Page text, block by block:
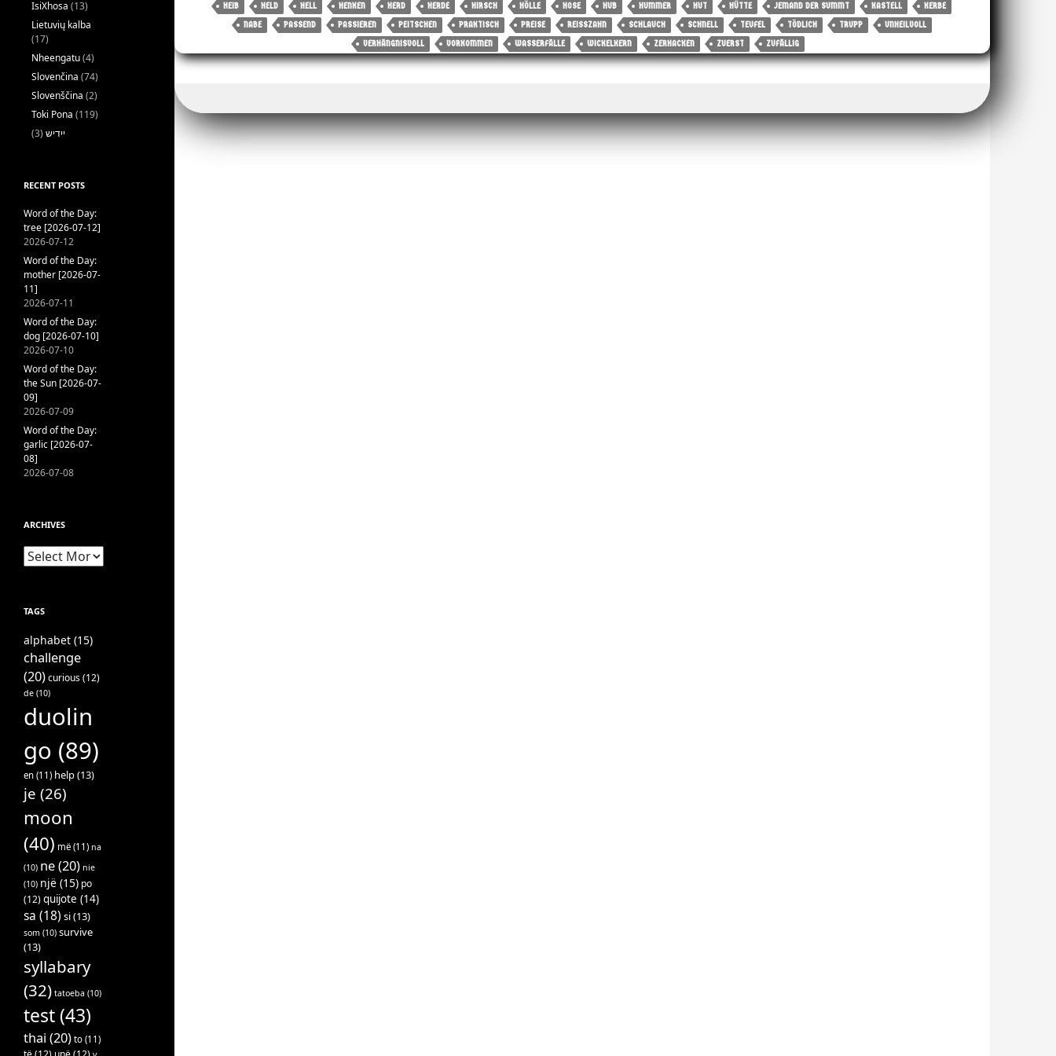
HEIB
HELD HELL HENKEN HERD HERDE HIRSCH HÖLLE HOSE HUB HUMMER HUT HÜTTE JEMAND DER SUMMT KASTELL
KERBE
NABE
PASSEND PASSIEREN PEITSCHEN PRAKTISCH PREISE REISSZAHN SCHLAUCH SCHNELL TEUFEL TÖDLICH TRUPP
UNHEILVOLL
VERHÄNGNISVOLL
VORKOMMEN WASSERFÄLLE WICKELKERN ZERHACKEN ZUERST ZUFÄLLIG
IsiXhosa (13)
Lietuvių kalba
(17)
Nheengatu(4)
Slovenčina (74)
Slovenščina (2)
Toki Pona (119)
ייִדיש (3)
RECENT POSTS
Word of the Day:
tree [2026-07-12]
2026-07-12
Word of the Day:
mother [2026-07-
11]
2026-07-11
Word of the Day:
dog [2026-07-10]
2026-07-10
Word of the Day:
the Sun [2026-07-
09]
2026-07-09
Word of the Day:
garlic [2026-07-
08]
2026-07-08
ARCHIVES
Archives
TAGS
alphabet (15)
challenge
(20)curious(12)
de (10)
duolin
go (89)
en (11) help(13)
je (26)
moon
(40) më (11) na
(10) ne(20) nie
(10) një (15) po
(12)quijote (14)
sa (18) si(13)
som (10) survive
(13)
syllabary
(32) tatoeba (10)
test (43)
thai (20) to (11)